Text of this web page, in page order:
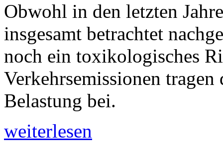
Obwohl in den letzten
insgesamt betrachtet
noch ein toxikologisches
Verkehrsemissionen
Belastung bei.
weiterlesen